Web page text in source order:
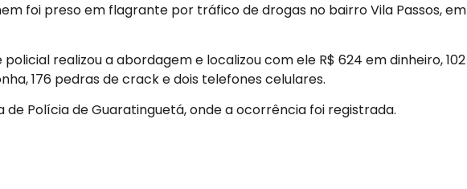
foi preso em flagrante por tráfico de drogas no bairro Vila Passos, em
realizou a abordagem e localizou com ele R$ 624 em dinheiro, 102
176 pedras de crack e dois telefones celulares.
de Polícia de Guaratinguetá, onde a ocorrência foi registrada.